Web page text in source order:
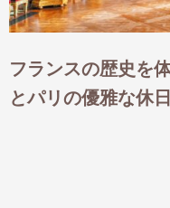
“知究”紀行
夢の休日 |
目的・テーマ
美術鑑賞
名門・名
目的・テーマ
季節の風景
ラグジュア
TWILIGHT
フランスの歴史を
とパリの優雅な休